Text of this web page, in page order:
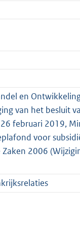
en
van het besluit
februari 2019,
voor
2006